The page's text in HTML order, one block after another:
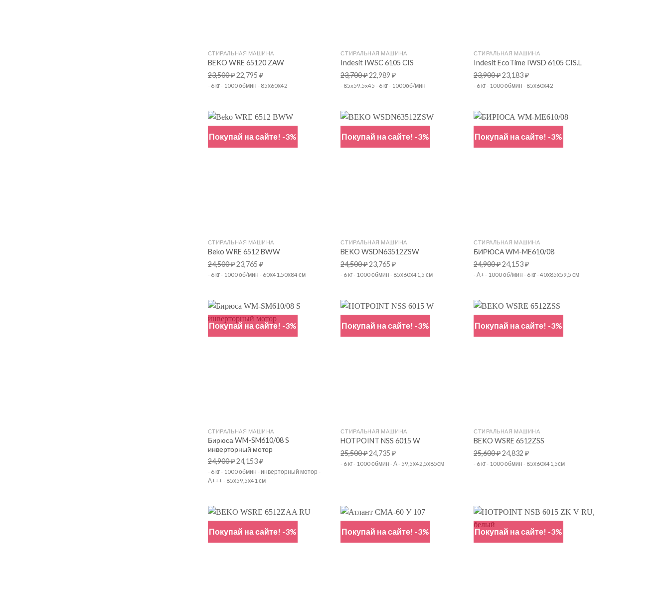
СТИРАЛЬНАЯ МАШИНА
BEKO WRE 65120 ZAW
23,500₽22,795 ₽
- 6 кг - 1000 обмин - 85х60х42
СТИРАЛЬНАЯ МАШИНА
Indesit IWSC 6105 CIS
23,700₽22,989₽
- 85x59.5x45 - 6 кг - 1000об/мин
СТИРАЛЬНАЯ МАШИНА
Indesit EcoTime IWSD 6105 CIS.L
23,900₽23,183₽
- 6 кг - 1000 обмин - 85х60х42
Покупай на сайте! -3%
СТИРАЛЬНАЯ МАШИНА
Beko WRE 6512 BWW
24,500₽23,765 ₽
- 6 кг - 1000 об/мин - 60х41.50х84 см
Покупай на сайте! -3%
СТИРАЛЬНАЯ МАШИНА
BEKO WSDN63512ZSW
24,500₽23,765₽
- 6 кг - 1000 обмин - 85х60х41,5 см
Покупай на сайте! -3%
СТИРАЛЬНАЯ МАШИНА
БИРЮСА WM-ME610/08
24,900₽24,153₽
- А+ - 1000 об/мин - 6 кг - 40х85х59,5 см
Покупай на сайте! -3%
СТИРАЛЬНАЯ МАШИНА
Бирюса WM-SM610/08 S
инверторный мотор
24,900₽24,153₽
- 6 кг - 1000 обмин - инверторный мотор -
А+++ - 85х59,5х41 см
Покупай на сайте! -3%
СТИРАЛЬНАЯ МАШИНА
HOTPOINT NSS 6015 W
25,500₽24,735₽
- 6 кг - 1000 обмин - А - 59,5х42,5х85см
Покупай на сайте! -3%
СТИРАЛЬНАЯ МАШИНА
BEKO WSRE 6512ZSS
25,600₽24,832₽
- 6 кг - 1000 обмин - 85х60х41,5см
Покупай на сайте! -3% Покупай на сайте! -3% Покупай на сайте! -3%